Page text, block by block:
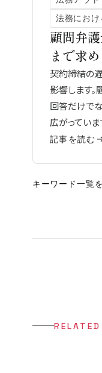
法務にお
顧問弁
まで求
契約締結の
影響します
回答だけで
広がっていま
記事を読む
キーワード一覧